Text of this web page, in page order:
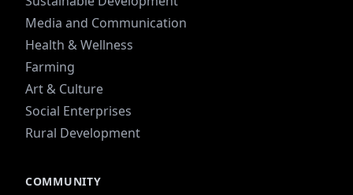
Media and Communication
Health & Wellness
Farming
Art & Culture
Social Enterprises
Rural Development
COMMUNITY